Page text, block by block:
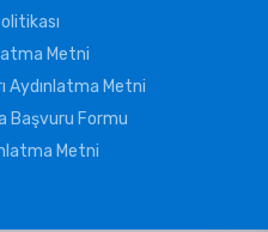
Metni
Aydınlatma Metni
Başvuru Formu
Metni